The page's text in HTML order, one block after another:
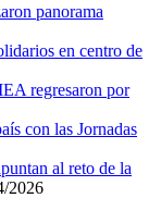
panorama
en centro de
regresaron por
con las Jornadas
al reto de la
2026